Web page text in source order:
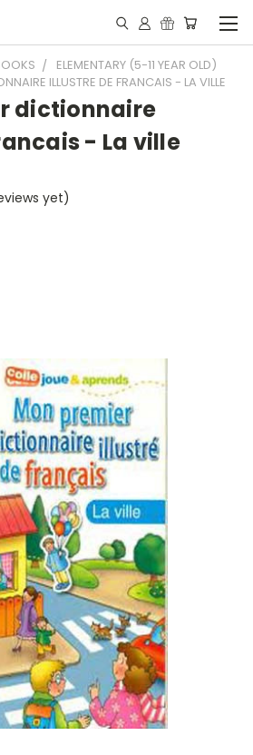
ELEMENTARY (5-11 YEAR OLD)
ILLUSTRE DE FRANCAIS - LA VILLE
dictionnaire
- La ville
yet)